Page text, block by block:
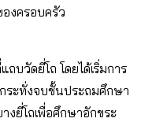
งครอบครัว
ถบวัดยี่โถ โดยได้เริ่มการ
ระทั่งจบชั้นประถมศึกษา
งยี่โถเพื่อศึกษาอักขระ